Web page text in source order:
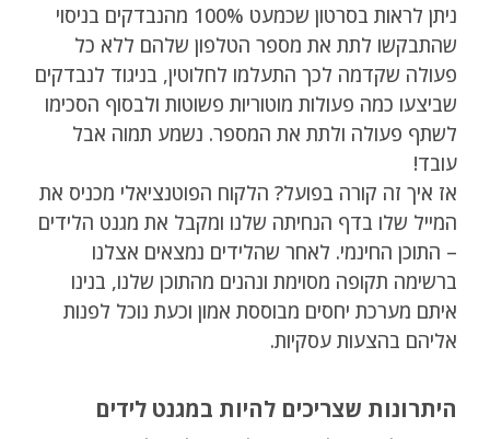
ניתן לראות בסרטון שכמעט 100% מהנבדקים בניסוי
שהתבקשו לתת את מספר הטלפון שלהם ללא כל
פעולה שקדמה לכך התעלמו לחלוטין, בניגוד לנבדקים
שביצעו כמה פעולות מוטוריות פשוטות ולבסוף הסכימו
לשתף פעולה ולתת את המספר. נשמע תמוה אבל
עובד!
אז איך זה קורה בפועל? הלקוח הפוטנציאלי מכניס את
המייל שלו בדף הנחיתה שלנו ומקבל את מגנט הלידים
– התוכן החינמי. לאחר שהלידים נמצאים אצלנו
ברשימה תקופה מסוימת ונהנים מהתוכן שלנו, בנינו
איתם מערכת יחסים מבוססת אמון וכעת נוכל לפנות
אליהם בהצעות עסקיות.
היתרונות שצריכים להיות במגנט לידים